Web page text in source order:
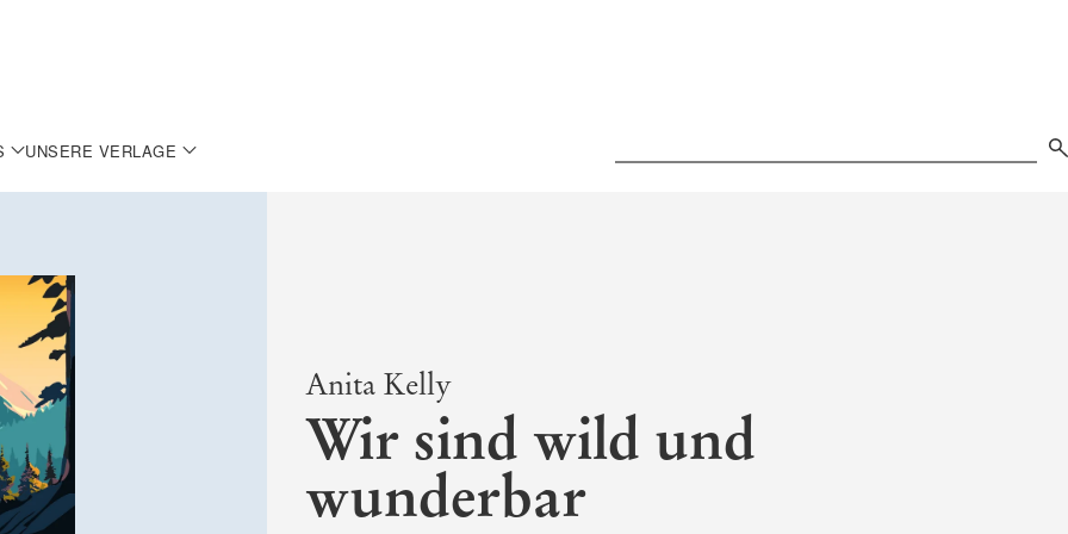
UNSERE VERLAGE
Anita Kelly
Wir sind wild und
wunderbar